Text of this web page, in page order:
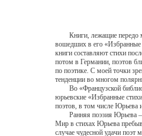
Книги, лежащие передо
вошедших в его «Избранные
книги составляют стихи
потом в Германии, поэтов
по поэтике. С моей точки
тенденции во многом
Во «Французской
юрьевские «Избранные
поэтов, в том числе Юрьева
Ранняя поэзия Юрьева –
Мир в стихах Юрьева
случае чудесной удачи